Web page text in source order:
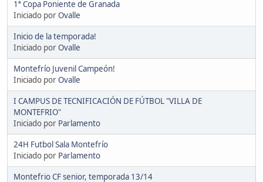
1ª Copa Poniente de Granada
Iniciado porOvalle
Inicio de la temporada!
Iniciado porOvalle
Montefrío Juvenil Campeón!
Iniciado porOvalle
I CAMPUS DE TECNIFICACIÓN DE FÚTBOL "VILLA DE
MONTEFRIO"
Iniciado por Parlamento
24H Futbol Sala Montefrío
Iniciado por Parlamento
Montefrio CF senior, temporada 13/14